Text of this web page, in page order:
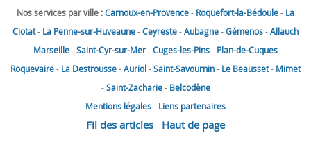
Nos services par ville :Carnoux-en-Provence- Roquefort-la-Bédoule- La
Ciotat- La Penne-sur-Huveaune-Ceyreste-Aubagne-Gémenos-Allauch
- Marseille-Saint-Cyr-sur-Mer-Cuges-les-Pins- Plan-de-Cuques-
Roquevaire- La Destrousse-Auriol-Saint-Savournin- Le Beausset- Mimet
-Saint-Zacharie- Belcodène
Mentions légales- Liens partenaires
Fil des articles Haut de page